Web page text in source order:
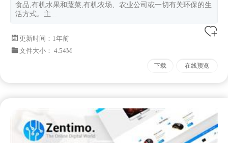
食品,有机水果和蔬菜,有机农场、农业公司或一切有关环保的生
活方式。主...
更新时间： 1年前
文件大小： 4.54M
下载 在线预览